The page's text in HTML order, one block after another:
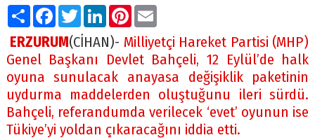
PaylaşFacebook
TwitterLinkedIn
Pinterest
Email
ERZURUM(CİHAN)- Milliyetçi Hareket Partisi (MHP)
Genel Başkanı Devlet Bahçeli, 12 Eylül’de halk
oyuna sunulacak anayasa değişiklik paketinin
uydurma maddelerden oluştuğunu ileri sürdü.
Bahçeli, referandumda verilecek ‘evet’ oyunun ise
Tükiye’yi yoldan çıkaracağını iddia etti.